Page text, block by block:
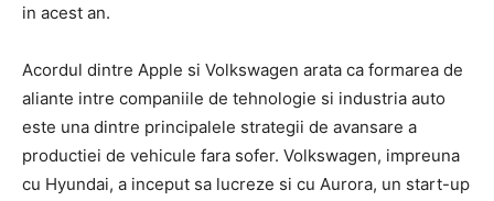
in acest an.
Acordul dintre Apple si Volkswagen arata ca formarea de
aliante intre companiile de tehnologie si industria auto
este una dintre principalele strategii de avansare a
productiei de vehicule fara sofer. Volkswagen, impreuna
cu Hyundai, a inceput sa lucreze si cu Aurora, un start-up